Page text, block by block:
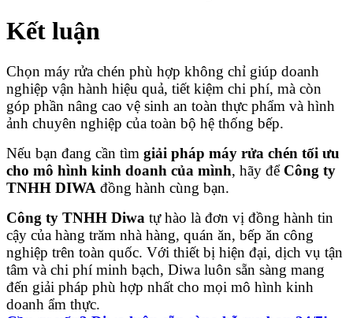
Kết luận
Chọn máy rửa chén phù hợp không chỉ giúp doanh
nghiệp vận hành hiệu quả, tiết kiệm chi phí, mà còn
góp phần nâng cao vệ sinh an toàn thực phẩm và hình
ảnh chuyên nghiệp của toàn bộ hệ thống bếp.
Nếu bạn đang cần tìm giải pháp máy rửa chén tối ưu
cho mô hình kinh doanh của mình, hãy để Công ty
TNHH DIWA đồng hành cùng bạn.
Công ty TNHH Diwa tự hào là đơn vị đồng hành tin
cậy của hàng trăm nhà hàng, quán ăn, bếp ăn công
nghiệp trên toàn quốc. Với thiết bị hiện đại, dịch vụ tận
tâm và chi phí minh bạch, Diwa luôn sẵn sàng mang
đến giải pháp phù hợp nhất cho mọi mô hình kinh
doanh ẩm thực.